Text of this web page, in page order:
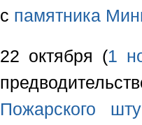
с памятника
22 октября (1
Пожарского